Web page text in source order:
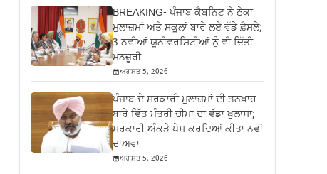
BREAKING- ਪੰਜਾਬ ਕੈਬਨਿਟ ਨੇ ਠੇਕਾ
ਮੁਲਾਜ਼ਮਾਂ ਅਤੇ ਸਕੂਲਾਂ ਬਾਰੇ ਲਏ ਵੱਡੇ ਫ਼ੈਸਲੇ;
3 ਨਵੀਆਂ ਯੂਨੀਵਰਸਿਟੀਆਂ ਨੂੰ ਵੀ ਦਿੱਤੀ
ਮਨਜ਼ੂਰੀ
ਅਗਸਤ 5, 2026
ਪੰਜਾਬ ਦੇ ਸਰਕਾਰੀ ਮੁਲਾਜ਼ਮਾਂ ਦੀ ਤਨਖ਼ਾਹ
ਬਾਰੇ ਵਿੱਤ ਮੰਤਰੀ ਚੀਮਾ ਦਾ ਵੱਡਾ ਖੁਲਾਸਾ;
ਸਰਕਾਰੀ ਅੰਕੜੇ ਪੇਸ਼ ਕਰਦਿਆਂ ਕੀਤਾ ਨਵਾਂ
ਦਾਅਵਾ
ਅਗਸਤ 5, 2026